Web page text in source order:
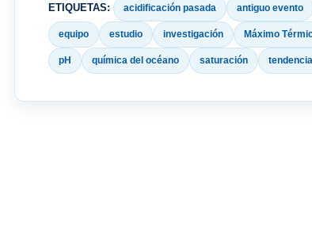
ETIQUETAS: acidificación pasada antiguo evento
equipo estudio investigación Máximo
pH química del océano saturación